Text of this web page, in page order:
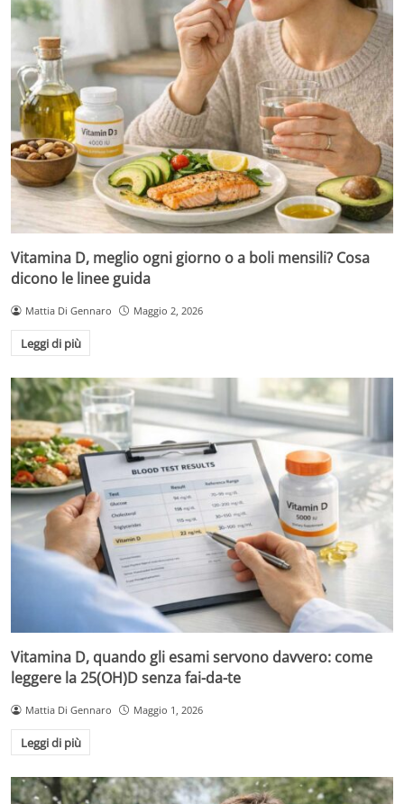
Vitamina D, meglio ogni giorno o a boli mensili? Cosa
dicono le linee guida
Mattia Di Gennaro Maggio 2, 2026
Leggi di più
Vitamina D, quando gli esami servono davvero: come
leggere la 25(OH)D senza fai-da-te
Mattia Di Gennaro Maggio 1, 2026
Leggi di più